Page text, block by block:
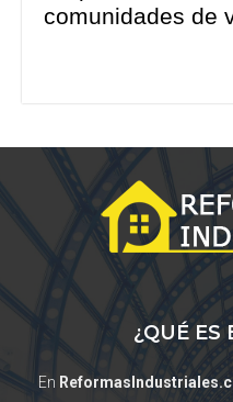
comunidades de
¿QUÉ ES
En